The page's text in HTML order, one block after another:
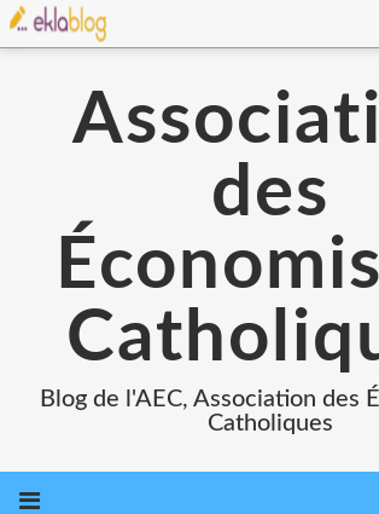
des
Blog de l'AEC, Association des
Catholiques